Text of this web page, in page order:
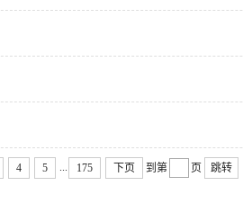
4 5 175 下页 到第 页 跳转